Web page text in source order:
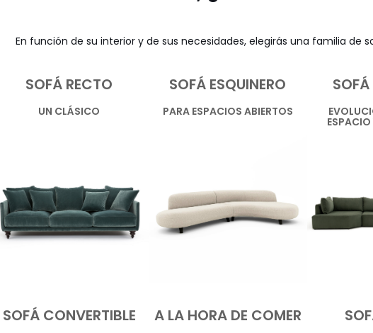
En función de su interior y de sus necesidades, elegirás una familia de
SOFÁ RECTO
UN CLÁSICO
SOFÁ ESQUINERO
PARA ESPACIOS ABIERTOS
ESPACIO
SOFÁ CONVERTIBLE A LA HORA DE COMER